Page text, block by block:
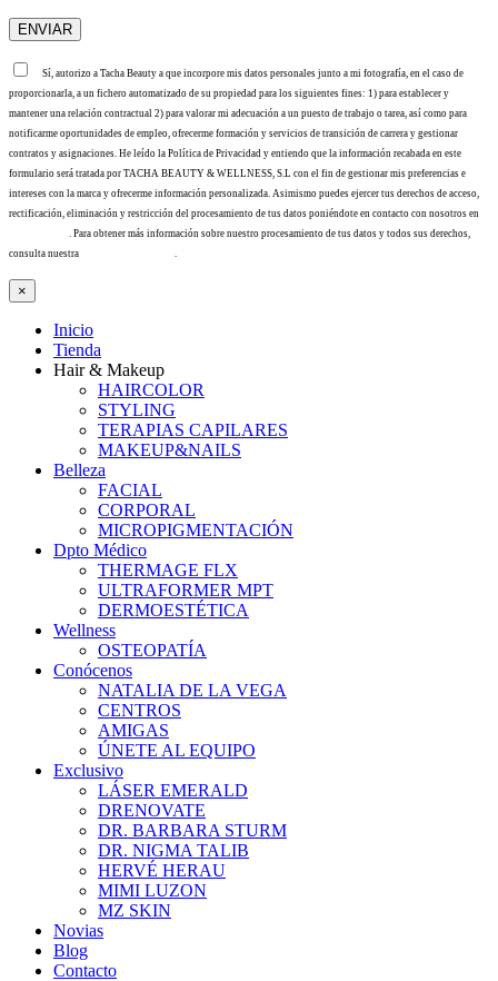
Sí, autorizo a Tacha Beauty a que incorpore mis datos personales junto a mi fotografía, en el caso de
proporcionarla, a un fichero automatizado de su propiedad para los siguientes fines: 1) para establecer y
mantener una relación contractual 2) para valorar mi adecuación a un puesto de trabajo o tarea, así como para
notificarme oportunidades de empleo, ofrecerme formación y servicios de transición de carrera y gestionar
contratos y asignaciones. He leído la Política de Privacidad y entiendo que la información recabada en este
formulario será tratada por TACHA BEAUTY & WELLNESS, S.L con el fin de gestionar mis preferencias e
intereses con la marca y ofrecerme información personalizada. Asimismo puedes ejercer tus derechos de acceso,
rectificación, eliminación y restricción del procesamiento de tus datos poniéndote en contacto con nosotros en
. Para obtener más información sobre nuestro procesamiento de tus datos y todos sus derechos,
consulta nuestra
×
Inicio
Tienda
Hair & Makeup
HAIRCOLOR
STYLING
TERAPIAS CAPILARES
MAKEUP&NAILS
Belleza
FACIAL
CORPORAL
MICROPIGMENTACIÓN
Dpto Médico
THERMAGE FLX
ULTRAFORMER MPT
DERMOESTÉTICA
Wellness
OSTEOPATÍA
Conócenos
NATALIA DE LA VEGA
CENTROS
AMIGAS
ÚNETE AL EQUIPO
Exclusivo
LÁSER EMERALD
DRENOVATE
DR. BARBARA STURM
DR. NIGMA TALIB
HERVÉ HERAU
MIMI LUZON
MZ SKIN
Novias
Blog
Contacto